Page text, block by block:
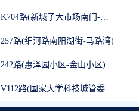
K704路(新城子大市场南门-五台子)
257路(细河路南阳湖街-马路湾)
242路(惠泽园小区-金山小区)
V112路(国家大学科技城管委会-白塔河路地铁站)